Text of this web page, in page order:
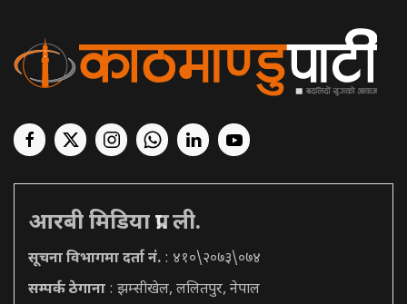
आरबी मिडिया प्रा. ली.
सूचना विभागमा दर्ता नं. : ४१०\२०७३\०७४
सम्पर्क ठेगाना : झम्सीखेल, ललितपुर, नेपाल